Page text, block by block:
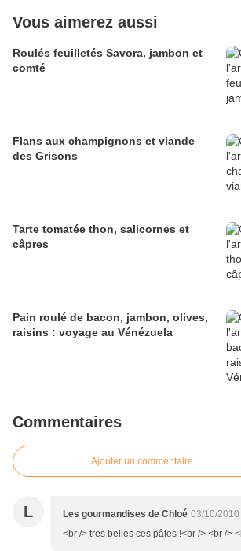
Vous aimerez aussi
Roulés feuilletés Savora, jambon et
comté
Flans aux champignons et viande
des Grisons
Tarte tomatée thon, salicornes et
câpres
Pain roulé de bacon, jambon, olives,
raisins : voyage au Vénézuela
Commentaires
Ajouter un commentaire
L Les gourmandises de Chloé 03/10/2010
<br /> tres belles ces pâtes !<br /> <br />